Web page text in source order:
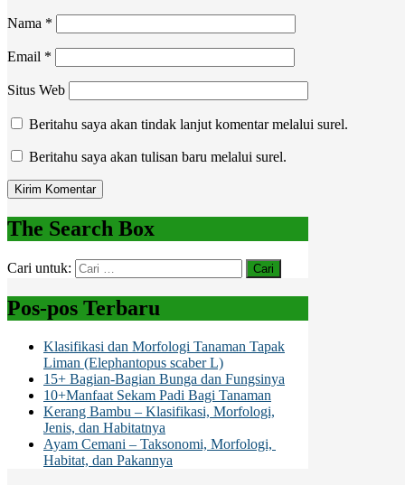
Nama *
Email *
Situs Web
Beritahu saya akan tindak lanjut komentar melalui surel.
Beritahu saya akan tulisan baru melalui surel.
The Search Box
Cari untuk:
Pos-pos Terbaru
Klasifikasi dan Morfologi Tanaman Tapak
Liman (Elephantopus scaber L)
15+ Bagian-Bagian Bunga dan Fungsinya
10+Manfaat Sekam Padi Bagi Tanaman
Kerang Bambu – Klasifikasi, Morfologi,
Jenis, dan Habitatnya
Ayam Cemani – Taksonomi, Morfologi,
Habitat, dan Pakannya